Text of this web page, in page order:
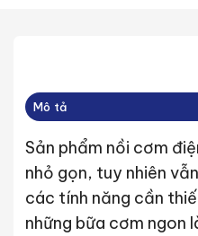
Mô tả
Sản phẩm nồi cơm
nhỏ gọn, tuy nhiên
các tính năng cần
những bữa cơm ngon